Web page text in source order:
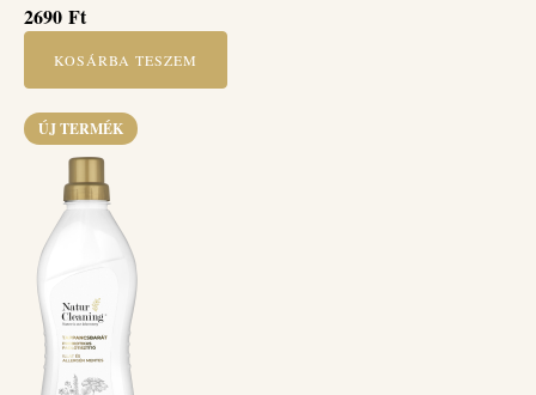
2690 Ft
KOSÁRBA TESZEM
ÚJ TERMÉK